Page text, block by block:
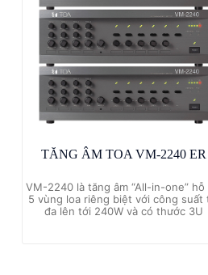
TĂNG ÂM TOA VM-2240 ER
VM-2240 là tăng âm “All-in-one”
5 vùng loa riêng biệt với công suất
đa lên tới 240W và có thước 3U